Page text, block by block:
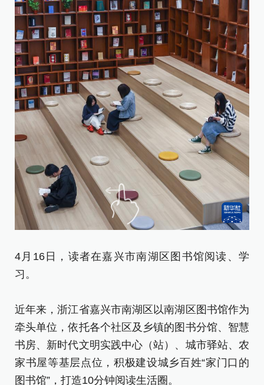
4月16日，读者在嘉兴市南湖区图书馆阅读、学
习。
近年来，浙江省嘉兴市南湖区以南湖区图书馆作为
牵头单位，依托各个社区及乡镇的图书分馆、智慧
书房、新时代文明实践中心（站）、城市驿站、农
家书屋等基层点位，积极建设城乡百姓“家门口的
图书馆”，打造10分钟阅读生活圈。